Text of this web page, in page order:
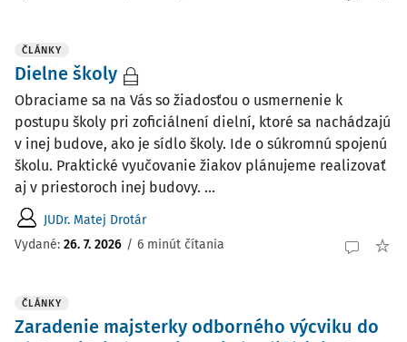
ČLÁNKY
Dielne školy
Obraciame sa na Vás so žiadosťou o usmernenie k
postupu školy pri zoficiálnení dielní, ktoré sa nachádzajú
v inej budove, ako je sídlo školy. Ide o súkromnú spojenú
školu. Praktické vyučovanie žiakov plánujeme realizovať
aj v priestoroch inej budovy. ...
JUDr. Matej Drotár
Vydané: 26. 7. 2026 / 6 minút čítania
ČLÁNKY
Zaradenie majsterky odborného výcviku do